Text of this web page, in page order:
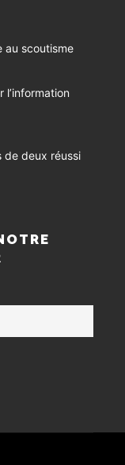
au scoutisme
l’information
de deux réussi